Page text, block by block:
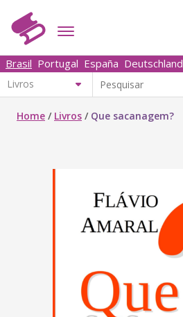
Brasil Portugal España Deutschland
Home / Livros / Que sacanagem?